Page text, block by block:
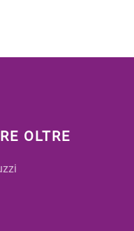
OLTRE